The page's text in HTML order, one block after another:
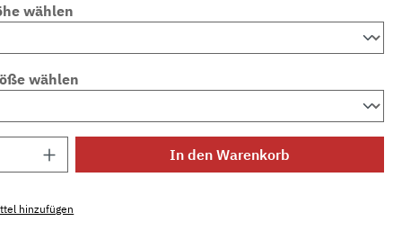
wählen
wählen
Anzahl: Gib den gewünschten Wert ein
In den Warenkorb
hinzufügen